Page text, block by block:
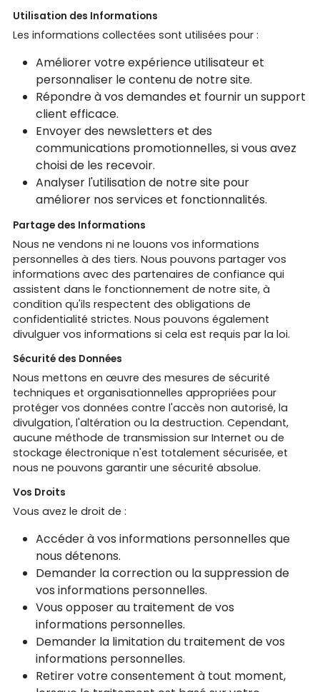
Utilisation des Informations
Les informations collectées sont utilisées pour :
Améliorer votre expérience utilisateur et
personnaliser le contenu de notre site.
Répondre à vos demandes et fournir un support
client efficace.
Envoyer des newsletters et des
communications promotionnelles, si vous avez
choisi de les recevoir.
Analyser l'utilisation de notre site pour
améliorer nos services et fonctionnalités.
Partage des Informations
Nous ne vendons ni ne louons vos informations
personnelles à des tiers. Nous pouvons partager vos
informations avec des partenaires de confiance qui
assistent dans le fonctionnement de notre site, à
condition qu'ils respectent des obligations de
confidentialité strictes. Nous pouvons également
divulguer vos informations si cela est requis par la loi.
Sécurité des Données
Nous mettons en œuvre des mesures de sécurité
techniques et organisationnelles appropriées pour
protéger vos données contre l'accès non autorisé, la
divulgation, l'altération ou la destruction. Cependant,
aucune méthode de transmission sur Internet ou de
stockage électronique n'est totalement sécurisée, et
nous ne pouvons garantir une sécurité absolue.
Vos Droits
Vous avez le droit de :
Accéder à vos informations personnelles que
nous détenons.
Demander la correction ou la suppression de
vos informations personnelles.
Vous opposer au traitement de vos
informations personnelles.
Demander la limitation du traitement de vos
informations personnelles.
Retirer votre consentement à tout moment,